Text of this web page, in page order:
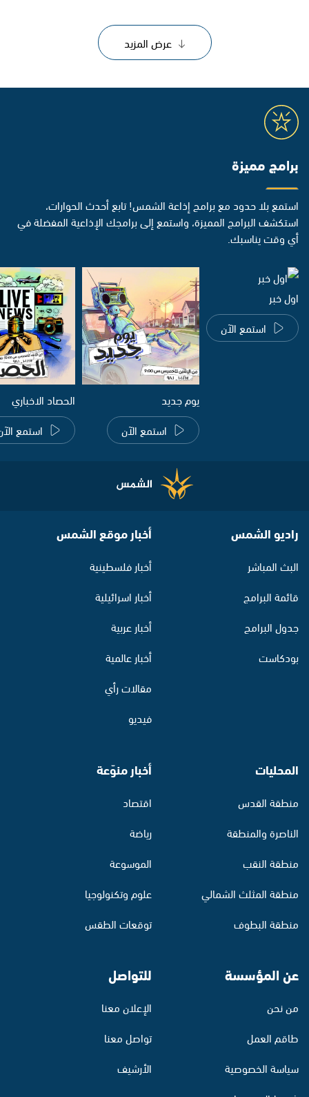
عرض المزيد
برامج مميزة
استمع بلا حدود مع برامج إذاعة الشمس! تابع أحدث الحوارات،
استكشف البرامج المميزة، واستمع إلى برامجك الإذاعية المفضلة في
أي وقت يناسبك.
اول خبر
استمع الآن
يوم جديد
استمع الآن
الحصاد الاخباري
استمع
راديو الشمس
البث المباشر
قائمة البرامج
جدول البرامج
بودكاست
أخبار موقع الشمس
أخبار فلسطينية
أخبار اسرائيلية
أخبار عربية
أخبار عالمية
مقالات رأي
فيديو
المحليات
منطقة القدس
الناصرة والمنطقة
منطقة النقب
منطقة المثلث الشمالي
منطقة البطوف
أخبار منوّعة
اقتصاد
رياضة
الموسوعة
علوم وتكنولوجيا
توقعات الطقس
عن المؤسسة
من نحن
طاقم العمل
سياسة الخصوصية
للتواصل
الإعلان معنا
تواصل معنا
الأرشيف